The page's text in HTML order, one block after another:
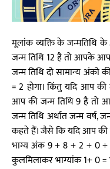
मूलांक व्यक्ति के जन्मतिथि
जन्म तिथि 12 है तो आपके
जन्म तिथि दो सामान्य अंको
= 2 होगा। किंतु यदि आप
आप की जन्म तिथि 9 है तो
जन्म तिथि अर्थात जन्म वर्ष,
कहते हैं। जैसे कि यदि आप की
भाग्य अंक 9 + 8 + 2 + 0 +
कुलमिलाकर भाग्यांक 1+ 0 =